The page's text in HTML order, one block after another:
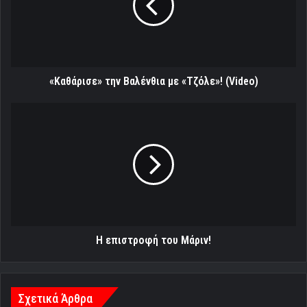
«Καθάρισε» την Βαλένθια με «Τζόλε»! (Video)
Η επιστροφή του Μάριν!
Σχετικά Άρθρα